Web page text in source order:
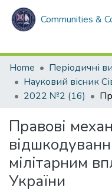
Communities &
Home
2022 №2 (16)
Правові
мілітарним
України